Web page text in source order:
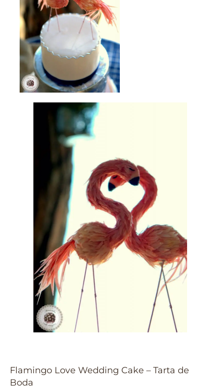
Flamingo Love Wedding Cake – Tarta de
Boda